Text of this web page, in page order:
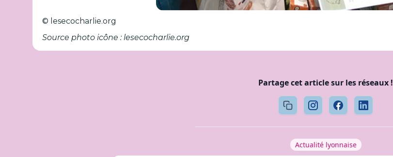
© lesecocharlie.org
Source photo icône : lesecocharlie.org
Partage cet article sur les réseaux !
Actualité lyonnaise